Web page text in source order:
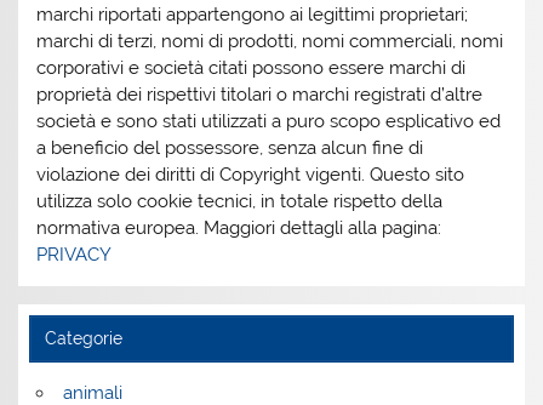
marchi riportati appartengono ai legittimi proprietari;
marchi di terzi, nomi di prodotti, nomi commerciali, nomi
corporativi e società citati possono essere marchi di
proprietà dei rispettivi titolari o marchi registrati d’altre
società e sono stati utilizzati a puro scopo esplicativo ed
a beneficio del possessore, senza alcun fine di
violazione dei diritti di Copyright vigenti. Questo sito
utilizza solo cookie tecnici, in totale rispetto della
normativa europea. Maggiori dettagli alla pagina:
PRIVACY
Categorie
animali